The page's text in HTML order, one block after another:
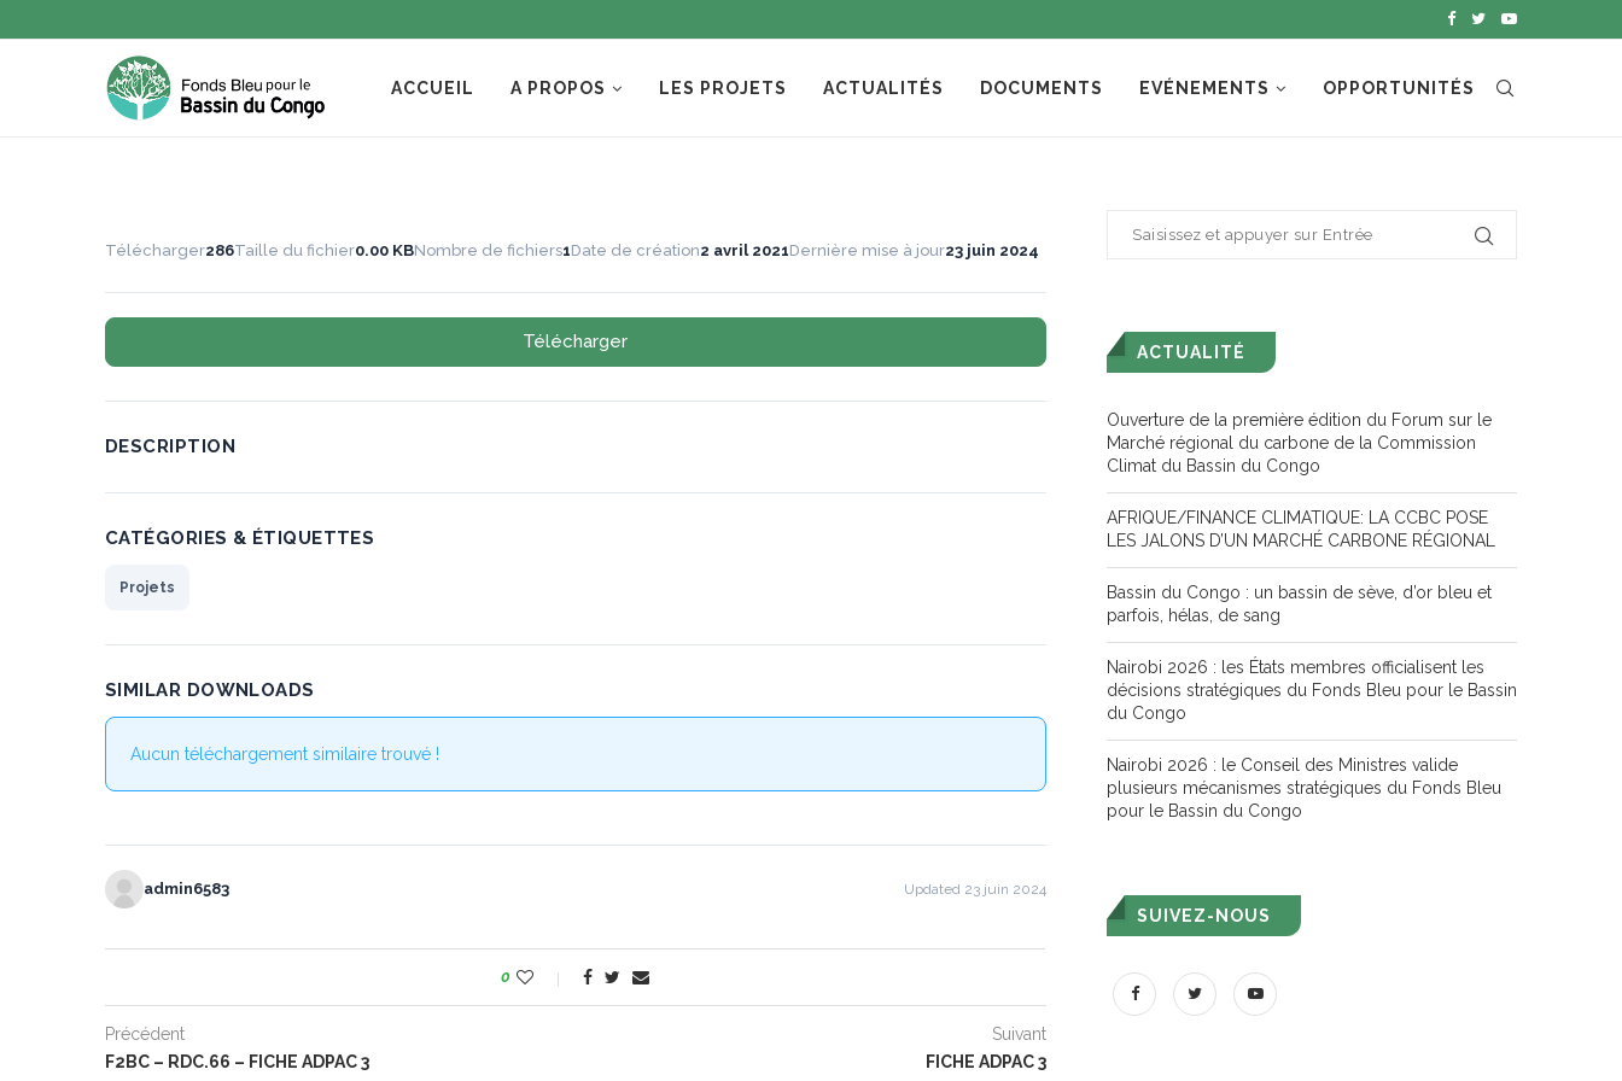
ACCUEIL A PROPOS LES PROJETS ACTUALITÉS DOCUMENTS EVÉNEMENTS OPPORTUNITÉS
Télécharger286Taille du fichier0.00 KBNombre de fichiers1Date de création2 avril 2021Dernière mise à jour23 juin 2024
Télécharger
DESCRIPTION
CATÉGORIES & ÉTIQUETTES
Projets
SIMILAR DOWNLOADS
Aucun téléchargement similaire trouvé !
admin6583 Updated 23 juin 2024
0
Précédent
F2BC – RDC.66 – FICHE ADPAC 3
Suivant
FICHE ADPAC 3
ACTUALITÉ
Ouverture de la première édition du Forum sur le
Marché régional du carbone de la Commission
Climat du Bassin du Congo
AFRIQUE/FINANCE CLIMATIQUE: LA CCBC POSE
LES JALONS D’UN MARCHÉ CARBONE RÉGIONAL
Bassin du Congo : un bassin de sève, d’or bleu et
parfois, hélas, de sang
Nairobi 2026 : les États membres officialisent les
décisions stratégiques du Fonds Bleu pour le Bassin
du Congo
Nairobi 2026 : le Conseil des Ministres valide
plusieurs mécanismes stratégiques du Fonds Bleu
pour le Bassin du Congo
SUIVEZ-NOUS